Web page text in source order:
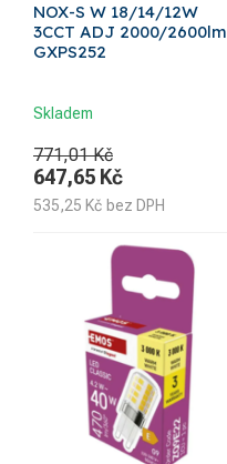
NOX-S W 18/14/12W
3CCT ADJ 2000/2600lm
GXPS252
Skladem
771,01 Kč
647,65 Kč
535,25 Kč bez DPH